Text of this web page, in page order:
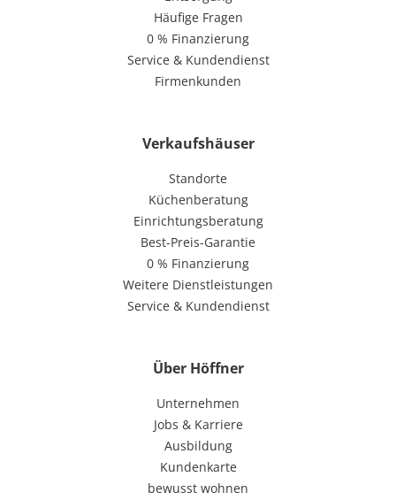
Häufige Fragen
0 % Finanzierung
Service & Kundendienst
Firmenkunden
Verkaufshäuser
Standorte
Küchenberatung
Einrichtungsberatung
Best-Preis-Garantie
0 % Finanzierung
Weitere Dienstleistungen
Service & Kundendienst
Über Höffner
Unternehmen
Jobs & Karriere
Ausbildung
Kundenkarte
bewusst wohnen